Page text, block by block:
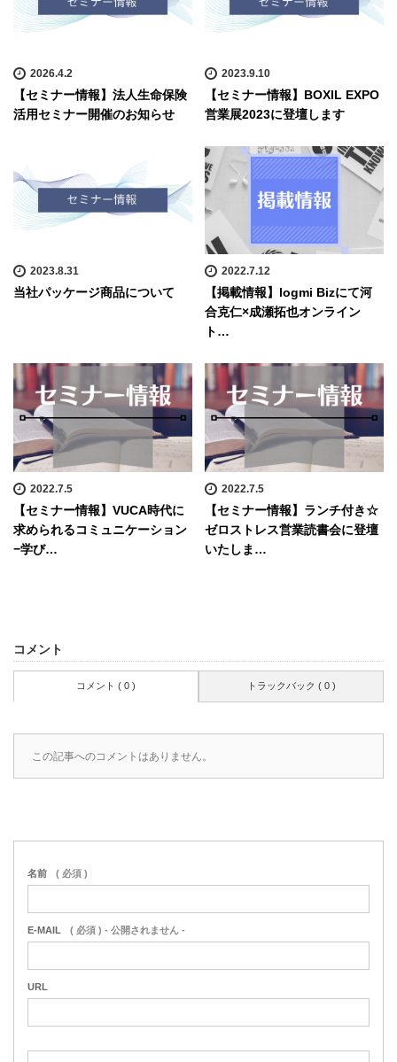
2026.4.2
【セミナー情報】法人生命保険
活用セミナー開催のお知らせ
2023.9.10
【セミナー情報】BOXIL EXPO
営業展2023に登壇します
2023.8.31
当社パッケージ商品について
2022.7.12
【掲載情報】logmi Bizにて河
合克仁×成瀬拓也オンライン
ト…
2022.7.5
【セミナー情報】VUCA時代に
求められるコミュニケーション
−学び…
2022.7.5
【セミナー情報】ランチ付き☆
ゼロストレス営業読書会に登壇
いたしま…
コメント
コメント ( 0 ) トラックバック ( 0 )
この記事へのコメントはありません。
名前 ( 必須 )
E-MAIL ( 必須 ) - 公開されません -
URL